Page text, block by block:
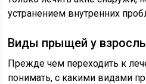
устранением внутренних
Виды прыщей у
Прежде чем переходить к
понимать, с какими видами